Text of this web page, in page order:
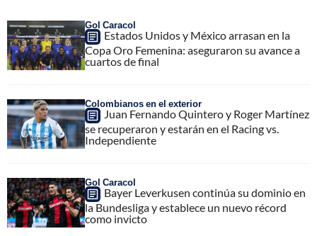
Gol Caracol
Estados Unidos y México arrasan en la
Copa Oro Femenina: aseguraron su avance a
cuartos de final
Colombianos en el exterior
Juan Fernando Quintero y Roger Martínez
se recuperaron y estarán en el Racing vs.
Independiente
Gol Caracol
Bayer Leverkusen continúa su dominio en
la Bundesliga y establece un nuevo récord
como invicto